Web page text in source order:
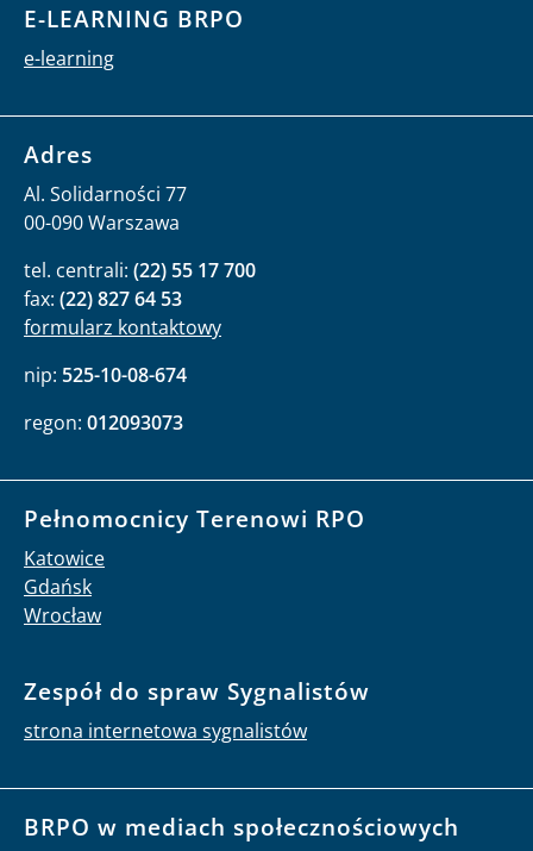
E-LEARNING BRPO
e-learning
Adres
Al. Solidarności 77
00-090 Warszawa
tel. centrali: (22) 55 17 700
fax: (22) 827 64 53
formularz kontaktowy
nip: 525-10-08-674
regon: 012093073
Pełnomocnicy Terenowi RPO
Katowice
Gdańsk
Wrocław
Zespół do spraw Sygnalistów
strona internetowa sygnalistów
BRPO w mediach społecznościowych